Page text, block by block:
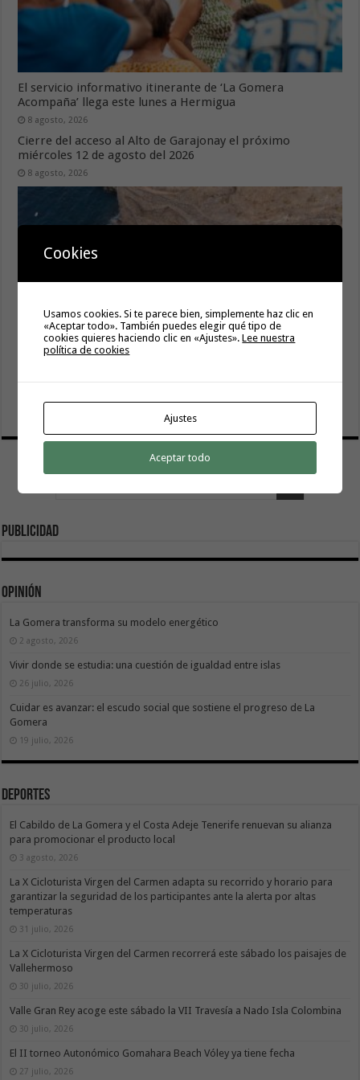
El servicio informativo itinerante de ‘La Gomera
Acompaña’ llega este lunes a Hermigua
8 agosto, 2026
Cierre del acceso al Alto de Garajonay el próximo
miércoles 12 de agosto del 2026
8 agosto, 2026
8 agosto, 2026
Publicidad
Opinión
La Gomera transforma su modelo energético
2 agosto, 2026
Vivir donde se estudia: una cuestión de igualdad entre islas
26 julio, 2026
Cuidar es avanzar: el escudo social que sostiene el progreso de La
Gomera
19 julio, 2026
Deportes
El Cabildo de La Gomera y el Costa Adeje Tenerife renuevan su alianza
para promocionar el producto local
3 agosto, 2026
La X Cicloturista Virgen del Carmen adapta su recorrido y horario para
garantizar la seguridad de los participantes ante la alerta por altas
temperaturas
31 julio, 2026
La X Cicloturista Virgen del Carmen recorrerá este sábado los paisajes de
Vallehermoso
30 julio, 2026
Valle Gran Rey acoge este sábado la VII Travesía a Nado Isla Colombina
30 julio, 2026
El II torneo Autonómico Gomahara Beach Vóley ya tiene fecha
27 julio, 2026
Cookies
Usamos cookies. Si te parece bien, simplemente haz clic en
«Aceptar todo». También puedes elegir qué tipo de
cookies quieres haciendo clic en «Ajustes».Lee nuestra
política de cookies
Ajustes
Aceptar todo